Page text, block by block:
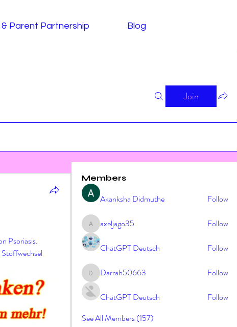
Parent Partnership Blog
Join
Psoriasis.
Members
Akanksha Didmuthe Follow
axeljago35
axeljago35 Follow
ChatGPT Deutsch Follow
Darrah50663
Darrah50663 Follow
ChatGPT Deutsch
Follow
See All Members (157)